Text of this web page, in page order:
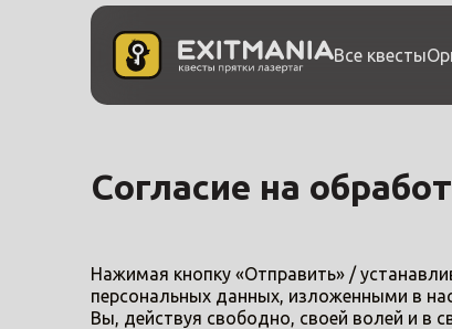
Все квесты
Согласие на
Нажимая кнопку «Отправить» /
персональных данных, изложенными в
Вы, действуя свободно, своей волей и в